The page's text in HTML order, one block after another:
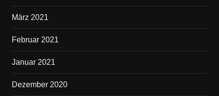
März 2021
Februar 2021
Januar 2021
Dezember 2020